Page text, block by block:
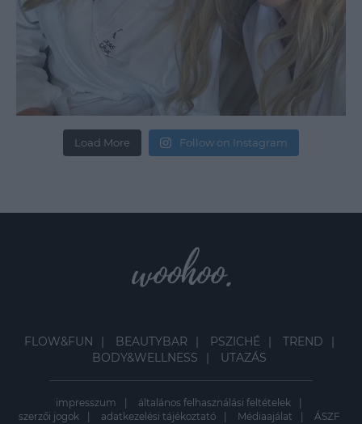
Load More Follow on Instagram
FLOW&FUN BEAUTYBAR PSZICHÉ
TREND
BODY&WELLNESS
UTAZÁS
impresszum
általános felhasználási feltételek
szerzői jogok
adatkezelési tájékoztató Médiaajálat
ÁSZF